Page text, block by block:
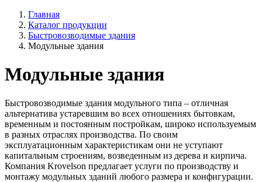
Главная
Каталог продукции
Быстровозводимые здания
Модульные здания
Модульные здания
Быстровозводимые здания модульного типа – отличная
альтернатива устаревшим во всех отношениях бытовкам,
временным и постоянным постройкам, широко используемым
в разных отраслях производства. По своим
эксплуатационным характеристикам они не уступают
капитальным строениям, возведенным из дерева и кирпича.
Компания Krovelson предлагает услуги по производству и
монтажу модульных зданий любого размера и конфигурации.